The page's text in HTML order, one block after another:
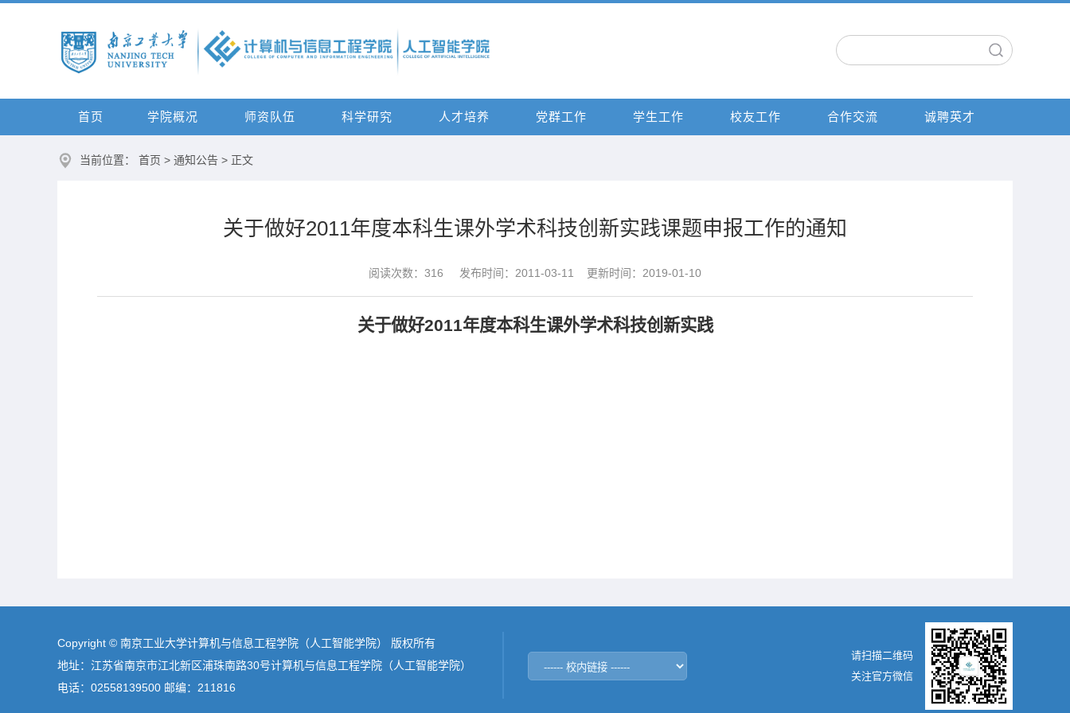
首页 学院概况 师资队伍 科学研究 人才培养 党群工作 学生工作 校友工作 合作交流 诚聘英才
当前位置： 首页 > 通知公告 > 正文
关于做好2011年度本科生课外学术科技创新实践课题申报工作的通知
阅读次数： 316 发布时间：2011-03-11 更新时间：2019-01-10
关于做好2011年度本科生课外学术科技创新实践
Copyright © 南京工业大学计算机与信息工程学院（人工智能学院） 版权所有
地址：江苏省南京市江北新区浦珠南路30号计算机与信息工程学院（人工智能学院）
电话：02558139500 邮编：211816
请扫描二维码
关注官方微信